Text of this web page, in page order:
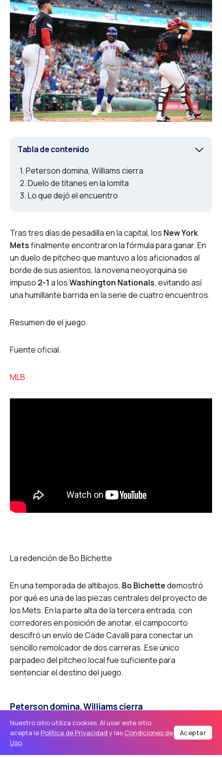
Tabla de contenido
Peterson domina, Williams cierra
Duelo de titanes en la lomita
Lo que dejó el encuentro
Tras tres días de pesadilla en la capital, los New York
Metsfinalmente encontraron la fórmula para ganar. En
un duelo de pitcheo que mantuvo a los aficionados al
borde de sus asientos, la novena neoyorquina se
impuso 2-1 a losWashington Nationals, evitando así
una humillante barrida en la serie de cuatro encuentros.
Resumen de el juego.
Fuente oficial.
MLB
La redención de Bo Bichette
En una temporada de altibajos, Bo Bichettedemostró
por qué es una de las piezas centrales del proyecto de
los Mets. En la parte alta de la tercera entrada, con
corredores en posición de anotar, el campocorto
descifró un envío de Cade Cavalli para conectar un
sencillo remolcador de dos carreras. Ese único
parpadeo del pitcheo local fue suficiente para
sentenciar el destino del juego.
Peterson domina, Williams cierra
El abridor zurdoDavid Peterson(3-4) cumplió con una
labor quirúrgica. A lo largo de cinco episodios, Peterson
Nuestro sitio utiliza cookies. Al usar este sitio,
acepta la Política de Privacidad y las Condiciones de
Uso.
Aceptar